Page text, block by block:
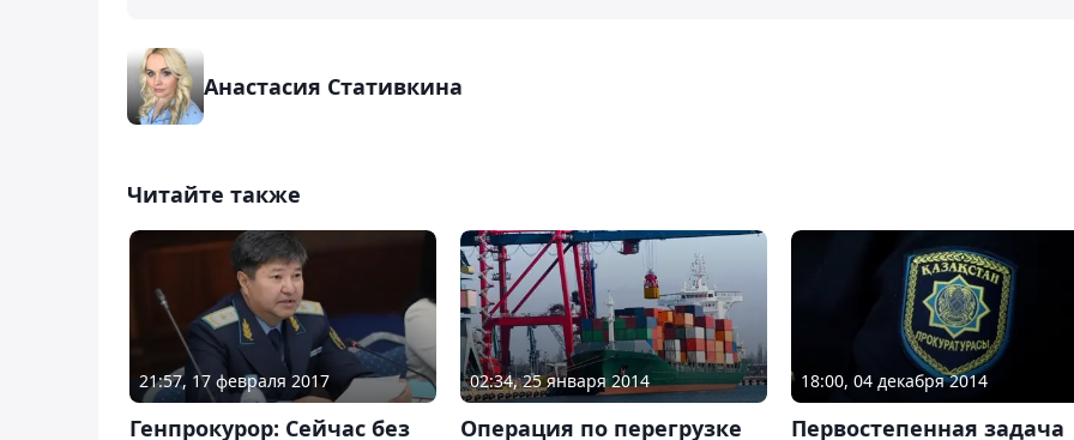
Анастасия Стативкина
Читайте также
21:57, 17 февраля 2017
Генпрокурор: Сейчас без
02:34, 25 января 2014
Операция по перегрузке
18:00, 04 декабря 2014
Первостепенная задача